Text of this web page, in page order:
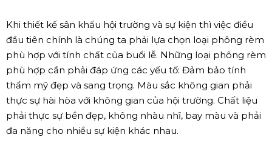
Khi thiết kế sân khấu hội trường và sự kiện thì việc điều
đầu tiên chính là chúng ta phải lựa chọn loại phông rèm
phù hợp với tính chất của buổi lễ. Những loại phông rèm
phù hợp cần phải đáp ứng các yếu tố: Đảm bảo tính
thẩm mỹ đẹp và sang trọng. Màu sắc không gian phải
thực sự hài hòa với không gian của hội trường. Chất liệu
phải thực sự bền đẹp, không nhàu nhĩ, bay màu và phải
đa năng cho nhiều sự kiện khác nhau.